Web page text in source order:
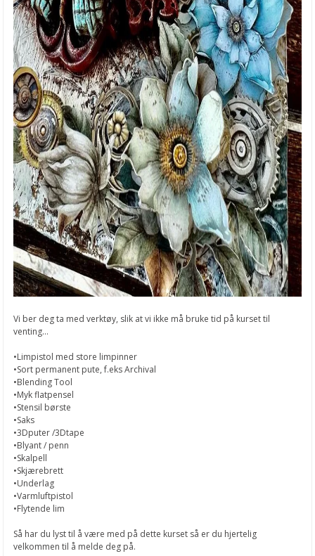
Vi ber deg ta med verktøy, slik at vi ikke må bruke tid på kurset til
venting...
•Limpistol med store limpinner
•Sort permanent pute, f.eks Archival
•Blending Tool
•Myk flatpensel
•Stensil børste
•Saks
•3Dputer /3Dtape
•Blyant / penn
•Skalpell
•Skjærebrett
•Underlag
•Varmluftpistol
•Flytende lim
Så har du lyst til å være med på dette kurset så er du hjertelig
velkommen til å melde deg på.